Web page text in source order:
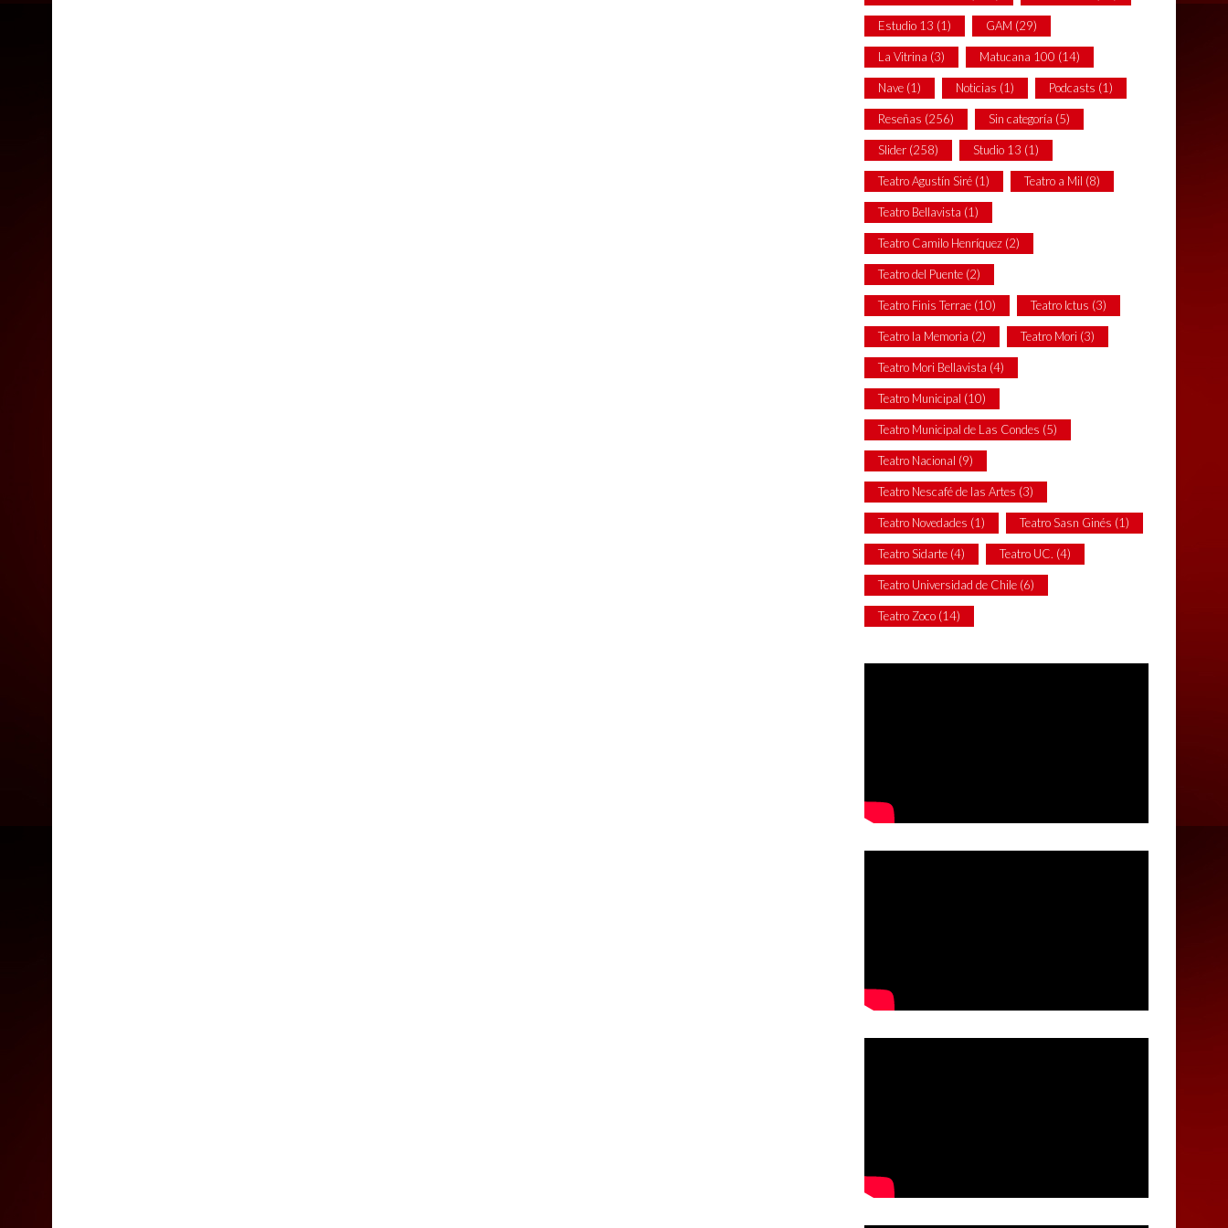
Estudio 13 (1) GAM (29)
La Vitrina (3) Matucana 100 (14)
Nave (1) Noticias (1) Podcasts (1)
Reseñas (256) Sin categoría (5)
Slider (258) Studio 13 (1)
Teatro Agustín Siré (1) Teatro a Mil (8)
Teatro Bellavista (1)
Teatro Camilo Henríquez (2)
Teatro del Puente (2)
Teatro Finis Terrae (10) Teatro Ictus (3)
Teatro la Memoria (2) Teatro Mori (3)
Teatro Mori Bellavista (4)
Teatro Municipal (10)
Teatro Municipal de Las Condes (5)
Teatro Nacional (9)
Teatro Nescafé de las Artes (3)
Teatro Novedades (1) Teatro Sasn Ginés (1)
Teatro Sidarte (4) Teatro UC. (4)
Teatro Universidad de Chile (6)
Teatro Zoco (14)